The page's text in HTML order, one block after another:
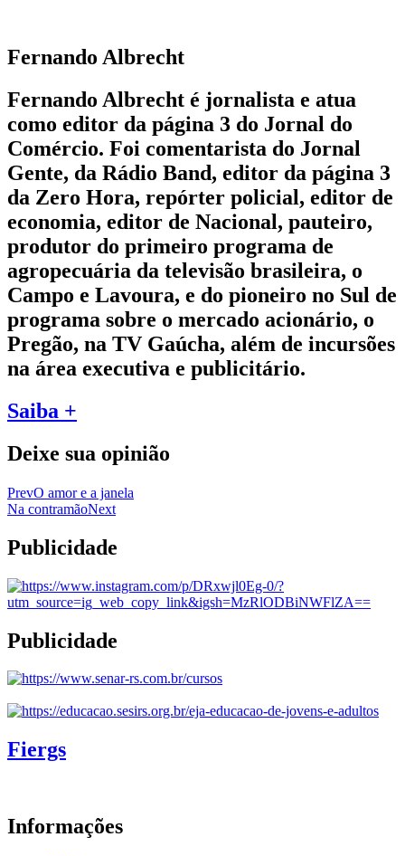
Fernando Albrecht
Fernando Albrecht é jornalista e atua
como editor da página 3 do Jornal do
Comércio. Foi comentarista do Jornal
Gente, da Rádio Band, editor da página 3
da Zero Hora, repórter policial, editor de
economia, editor de Nacional, pauteiro,
produtor do primeiro programa de
agropecuária da televisão brasileira, o
Campo e Lavoura, e do pioneiro no Sul de
programa sobre o mercado acionário, o
Pregão, na TV Gaúcha, além de incursões
na área executiva e publicitário.
Saiba +
Deixe sua opinião
PrevO amor e a janela
Na contramãoNext
Publicidade
Publicidade
Fiergs
Informações